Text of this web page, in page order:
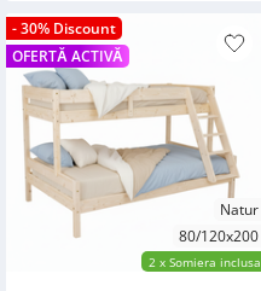
- 30% Discount
OFERTĂ ACTIVĂ
Natur
80/120x200
2 x Somiera inclusa